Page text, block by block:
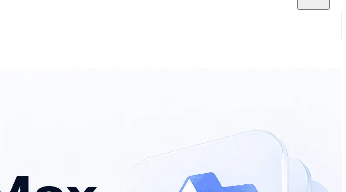
ลังแคช (cache) และแนวทางลดต้นทุน - แนวคิด: แยกพรีฟิกซ์ที่คงที่ (เช่น system prompt,
มแคช: แตกต่างตามผู้ให้บริการ API/แพลตฟอร์ม (เช่น อาจคิดราคาถูกกว่าราคาต่ออินพุตปกติ
งสร้างพรอมป์ต์เพื่อใช้แคชได้ดี: - วาง system prompt และกฎที่ไม่เปลี่ยนในส่วนต้นของ
ช้ข้อความและรูปแบบที่สม่ำเสมอ เพื่อลด miss-cache ค่าใช้จ่ายด้าน Tools (function